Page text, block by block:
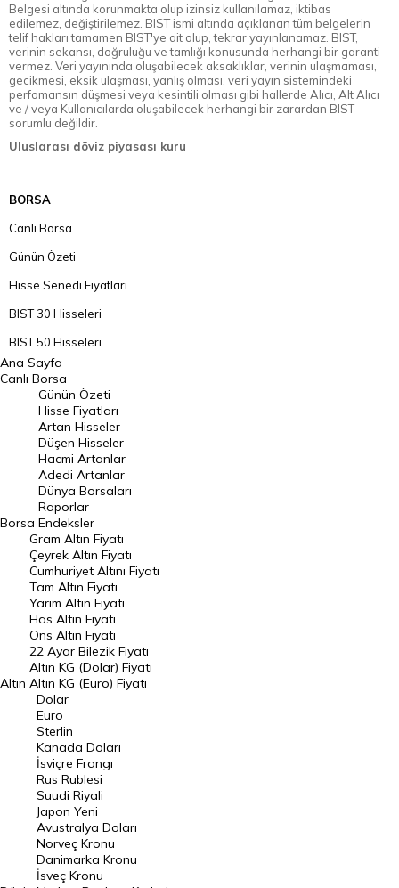
Belgesi altında korunmakta olup izinsiz kullanılamaz, iktibas
edilemez, değiştirilemez. BIST ismi altında açıklanan tüm belgelerin
telif hakları tamamen BIST'ye ait olup, tekrar yayınlanamaz. BIST,
verinin sekansı, doğruluğu ve tamlığı konusunda herhangi bir garanti
vermez. Veri yayınında oluşabilecek aksaklıklar, verinin ulaşmaması,
gecikmesi, eksik ulaşması, yanlış olması, veri yayın sistemindeki
perfomansın düşmesi veya kesintili olması gibi hallerde Alıcı, Alt Alıcı
ve / veya Kullanıcılarda oluşabilecek herhangi bir zarardan BIST
sorumlu değildir.
Uluslarası döviz piyasası kuru
BORSA
Canlı Borsa
Günün Özeti
Hisse Senedi Fiyatları
BIST 30 Hisseleri
BIST 50 Hisseleri
BIST 100 Hisseleri
En Çok Artan Hisseler
En Çok Düşen Hisseler
Hacmi Artanlar
Geçmiş Kapanışlar
Dünya Borsaları
Raporlar
Endeksler
DÖVİZ
Döviz Kuru
Dolar Kuru
Euro Kuru
Pound Kuru
Frank Kuru
Riyal Kuru
Avustralya Doları
Danimarka Kronu Kuru
Kanada Doları Kuru
Ana Sayfa
Canlı Borsa
Borsa
Günün Özeti
Hisse Fiyatları
Artan Hisseler
Düşen Hisseler
Hacmi Artanlar
Adedi Artanlar
Dünya Borsaları
Raporlar
Endeksler
Altın
Gram Altın Fiyatı
Çeyrek Altın Fiyatı
Cumhuriyet Altını Fiyatı
Tam Altın Fiyatı
Yarım Altın Fiyatı
Has Altın Fiyatı
Ons Altın Fiyatı
22 Ayar Bilezik Fiyatı
Altın KG (Dolar) Fiyatı
Altın KG (Euro) Fiyatı
Dolar
Euro
Sterlin
Kanada Doları
İsviçre Frangı
Rus Rublesi
Suudi Riyali
Japon Yeni
Avustralya Doları
Norveç Kronu
Danimarka Kronu
İsveç Kronu